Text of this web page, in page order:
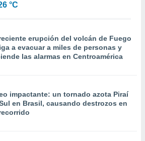
°C
erupción del volcán de Fuego
a evacuar a miles de personas y
las alarmas en Centroamérica
impactante: un tornado azota Piraí
en Brasil, causando destrozos en